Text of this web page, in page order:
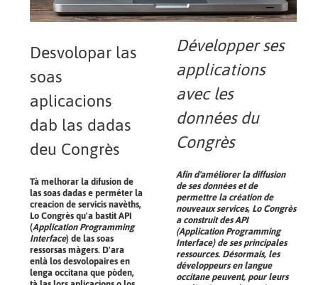
Desvolopar las
soas
aplicacions
dab las dadas
deu Congrès
Tà melhorar la difusion de
las soas dadas e perméter la
creacion de servicis navèths,
Lo Congrès qu'a bastit API
(Application Programming
Interface) de las soas
ressorsas màgers. D'ara
enlà los desvolopaires en
lenga occitana que pòden,
Développer ses
applications
avec les
données du
Congrès
Afin d'améliorer la diffusion
de ses données et de
permettre la création de
nouveaux services, Lo Congrès
a construit des API
(Application Programming
Interface) de ses principales
ressources. Désormais, les
développeurs en langue
occitane peuvent, pour leurs